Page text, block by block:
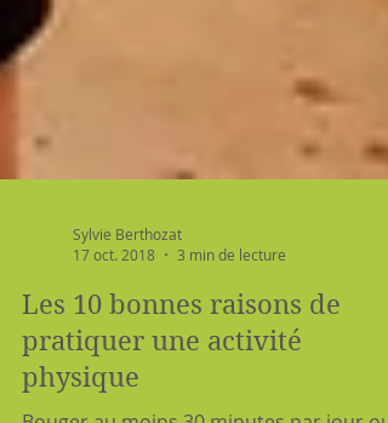
17 oct. 2018
3 min de lecture
Les 10 bonnes raisons de
pratiquer une activité